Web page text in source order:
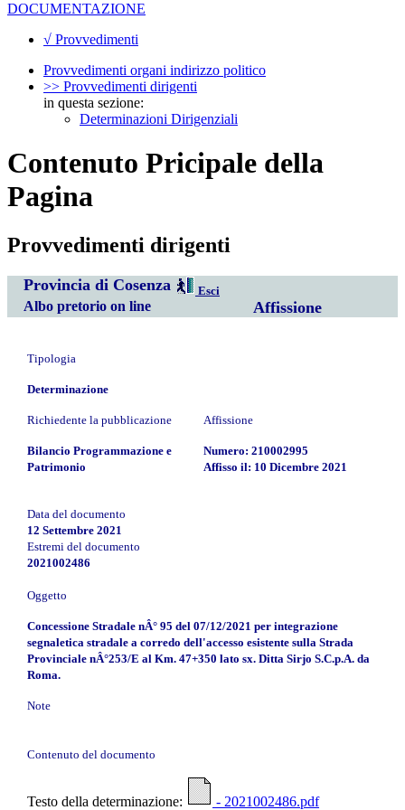
DOCUMENTAZIONE
√ Provvedimenti
Provvedimenti organi indirizzo politico
>> Provvedimenti dirigenti
in questa sezione:
Determinazioni Dirigenziali
Contenuto Pricipale della
Pagina
Provvedimenti dirigenti
Provincia di Cosenza Esci
Albo pretorio on line Affissione
Tipologia
Determinazione
Richiedente la pubblicazione
Bilancio Programmazione e
Patrimonio
Affissione
Numero: 210002995
Affisso il: 10 Dicembre 2021
Data del documento
12 Settembre 2021
Estremi del documento
2021002486
Oggetto
Concessione Stradale nÂ° 95 del 07/12/2021 per integrazione
segnaletica stradale a corredo dell'accesso esistente sulla Strada
Provinciale nÂ°253/E al Km. 47+350 lato sx. Ditta Sirjo S.C.p.A. da
Roma.
Note
Contenuto del documento
Testo della determinazione: - 2021002486.pdf